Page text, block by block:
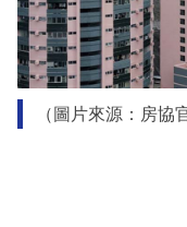
（圖片來源：房協